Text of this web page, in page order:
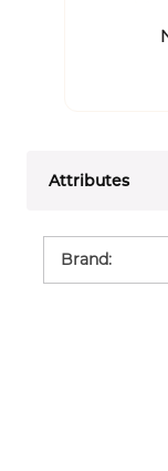
Attributes
Brand: